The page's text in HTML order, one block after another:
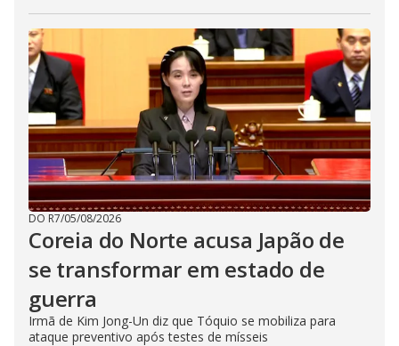
DO R7/05/08/2026
Coreia do Norte acusa Japão de
se transformar em estado de
guerra
Irmã de Kim Jong-Un diz que Tóquio se mobiliza para
ataque preventivo após testes de mísseis